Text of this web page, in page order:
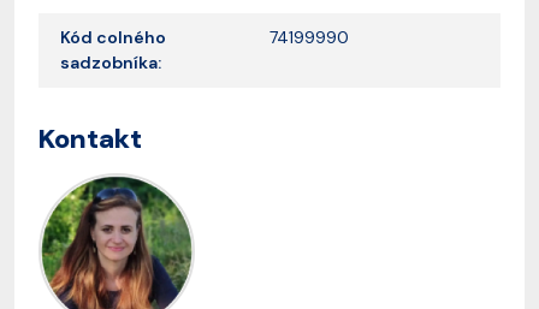
Kód colného
sadzobníka:
74199990
Kontakt